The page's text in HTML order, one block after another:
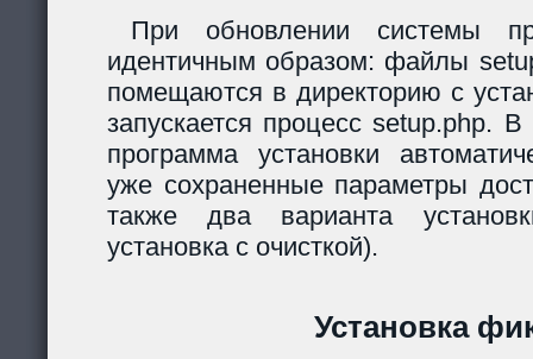
При обновлении системы
идентичным образом: файлы
помещаются в директорию с
запускается процесс setup.php.
программа установки
уже сохраненные параметры
также два варианта
установка с очисткой).
Установка